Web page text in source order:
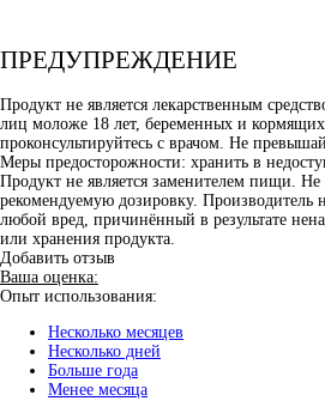
ПРЕДУПРЕЖДЕНИЕ
Продукт не является лекарственным
лиц моложе 18 лет, беременных и
проконсультируйтесь с врачом. Не
Меры предосторожности: хранить в
Продукт не является заменителем пищи. Не
рекомендуемую дозировку. Производитель
любой вред, причинённый в результате
или хранения продукта.
Добавить отзыв
Ваша оценка:
Опыт использования:
Несколько месяцев
Несколько дней
Больше года
Менее месяца